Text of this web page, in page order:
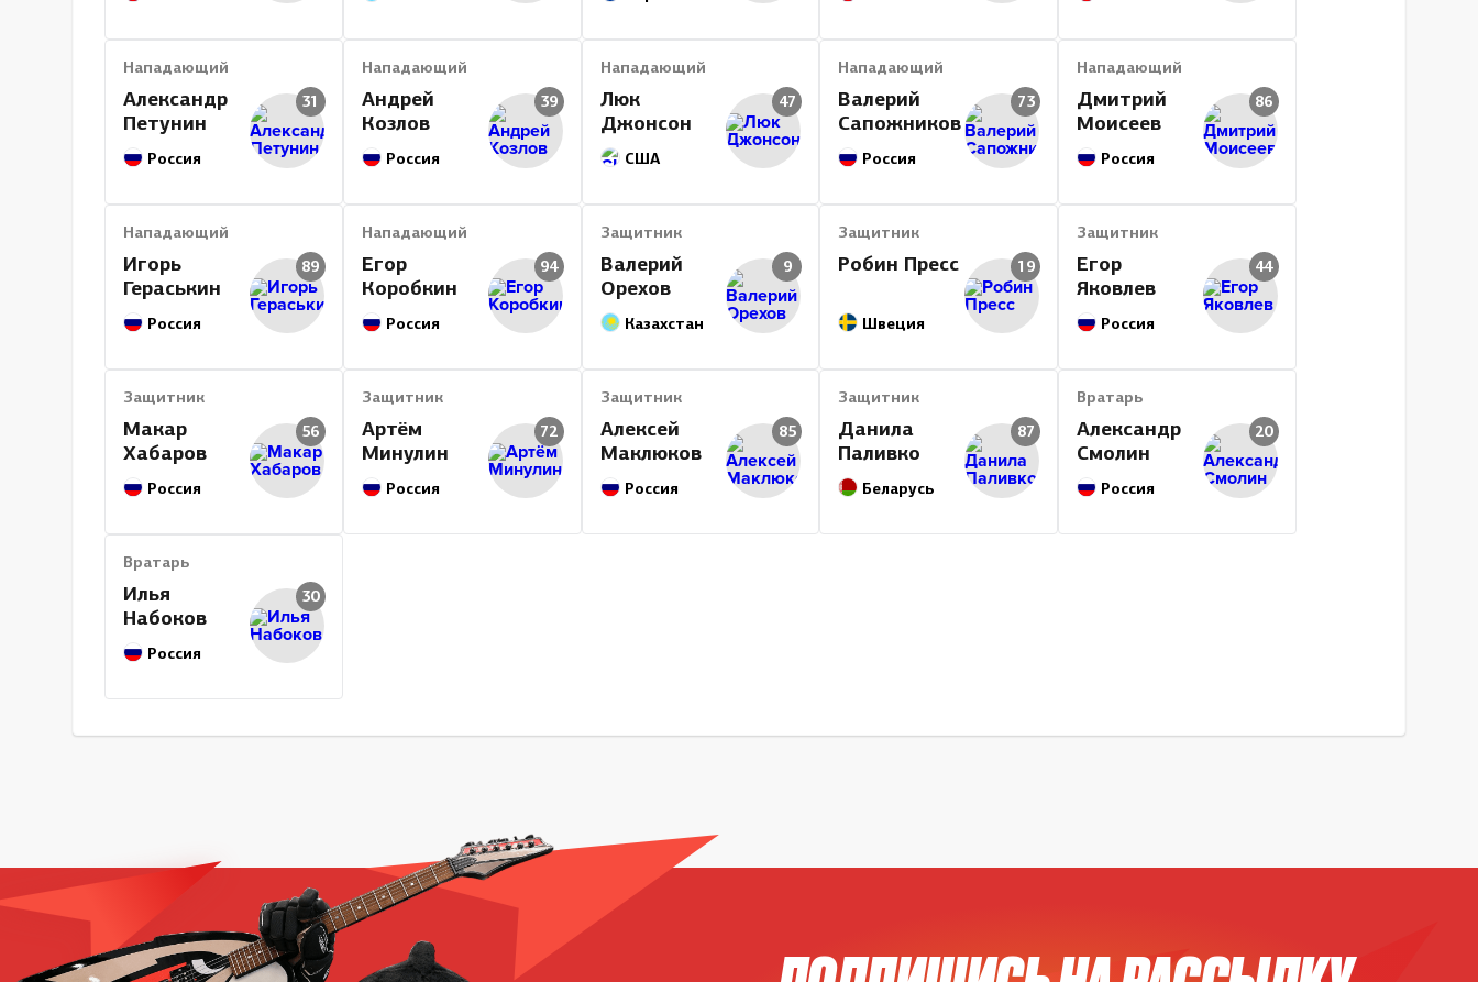
Нападающий
Александр
Петунин
Россия
31
Нападающий
Андрей
Козлов
Россия
39
Нападающий
Люк
Джонсон
США
47
Нападающий
Валерий
Сапожников
Россия
73
Нападающий
Дмитрий
Моисеев
Россия
86
Нападающий
Игорь
Гераськин
Россия
89
Нападающий
Егор
Коробкин
Россия
94
Защитник
Валерий
Орехов
Казахстан
9
Защитник
Робин Пресс
Швеция
19
Защитник
Егор
Яковлев
Россия
44
Защитник
Макар
Хабаров
Россия
56
Защитник
Артём
Минулин
Россия
72
Защитник
Алексей
Маклюков
Россия
85
Защитник
Данила
Паливко
Беларусь
87
Вратарь
Александр
Смолин
Россия
20
Вратарь
Илья
Набоков
Россия
30